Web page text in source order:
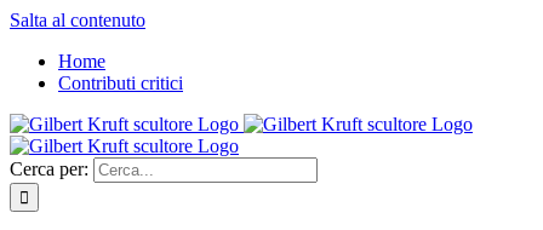
Salta al contenuto
Home
Contributi critici
Cerca per: